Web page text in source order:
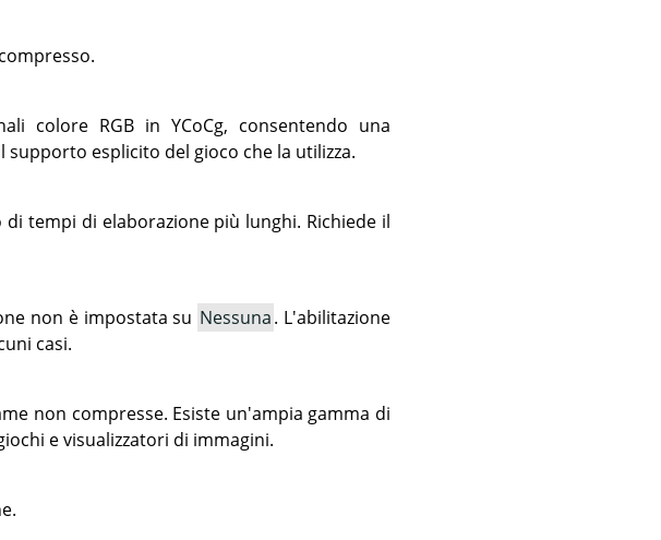
colore RGB in YCoCg, consentendo una
esplicito del gioco che la utilizza.
tempi di elaborazione più lunghi. Richiede il
non è impostata su Nessuna. L'abilitazione
casi.
non compresse. Esiste un'ampia gamma di
e visualizzatori di immagini.